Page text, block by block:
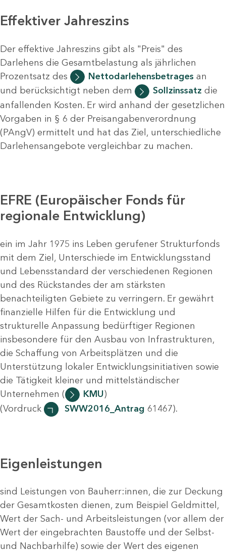
Effektiver Jahreszins
Der effektive Jahreszins gibt als "Preis" des
Darlehens die Gesamtbelastung als jährlichen
Prozentsatz des
Nettodarlehensbetragesan
und berücksichtigt neben dem
Sollzinssatz die
anfallenden Kosten. Er wird anhand der gesetzlichen
Vorgaben in § 6 der Preisangabenverordnung
(PAngV) ermittelt und hat das Ziel, unterschiedliche
Darlehensangebote vergleichbar zu machen.
EFRE (Europäischer Fonds für
regionale Entwicklung)
ein im Jahr 1975 ins Leben gerufener Strukturfonds
mit dem Ziel, Unterschiede im Entwicklungsstand
und Lebensstandard der verschiedenen Regionen
und des Rückstandes der am stärksten
benachteiligten Gebiete zu verringern. Er gewährt
finanzielle Hilfen für die Entwicklung und
strukturelle Anpassung bedürftiger Regionen
insbesondere für den Ausbau von Infrastrukturen,
die Schaffung von Arbeitsplätzen und die
Unterstützung lokaler Entwicklungsinitiativen sowie
die Tätigkeit kleiner und mittelständischer
Unternehmen (
KMU)
(Vordruck
SWW2016_Antrag 61467).
Eigenleistungen
sind Leistungen von Bauherr:innen, die zur Deckung
der Gesamtkosten dienen, zum Beispiel Geldmittel,
Wert der Sach- und Arbeitsleistungen (vor allem der
Wert der eingebrachten Baustoffe und der Selbst-
und Nachbarhilfe) sowie der Wert des eigenen